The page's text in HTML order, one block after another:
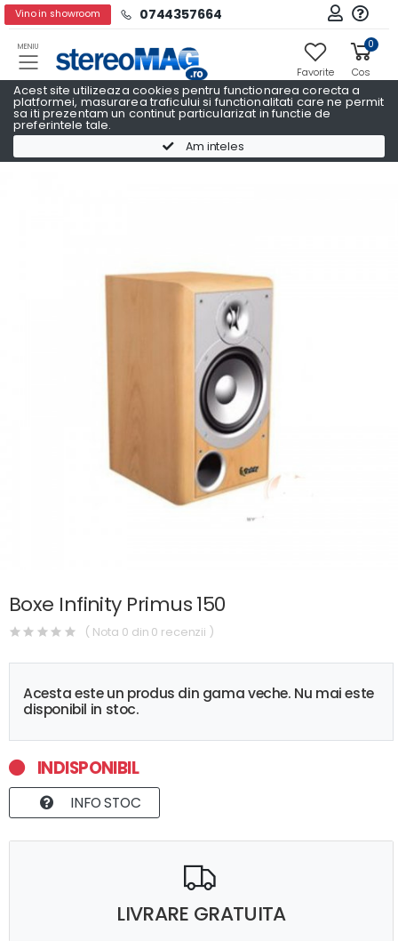
Acest site utilizeaza cookies pentru functionarea corecta a
platformei, masurarea traficului si functionalitati care ne permit
sa iti prezentam un continut particularizat in functie de
preferintele tale.
Am inteles
Vino in showroom 0744357664
MENIU
Favorite
0
Cos
Boxe raft INFINITY
Boxe Infinity Primus 150
( Nota 0 din 0 recenzii )
Acesta este un produs din gama veche. Nu mai este
disponibil in stoc.
INDISPONIBIL
INFO STOC
LIVRARE GRATUITA